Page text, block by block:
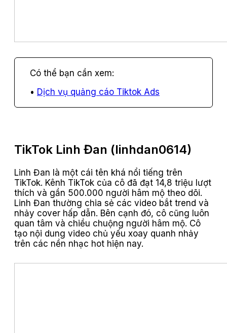
Dịch vụ quảng cáo Tiktok Ads
TikTok Linh Đan (linhdan0614)
Linh Đan là một cái tên khá nổi tiếng trên
TikTok. Kênh TikTok của cô đã đạt 14,8 triệu lượt
thích và gần 500.000 người hâm mộ theo dõi.
Linh Đan thường chia sẻ các video bắt trend và
nhảy cover hấp dẫn. Bên cạnh đó, cô cũng luôn
quan tâm và chiều chuộng người hâm mộ. Cô
tạo nội dung video chủ yếu xoay quanh nhảy
trên các nền nhạc hot hiện nay.